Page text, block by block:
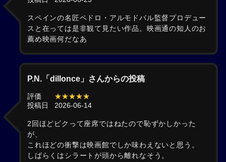
スペインの名匠ペドロ・アルモドバル監督プロデュー
スと在っては是非観て見たい作品。映画通の知人のお
薦め映画何だなあ
P.N.「dillonce」さんからの投稿
評価
★★★★★
投稿日
2026-06-14
2回ほどビクって座席ではねたので恥ずかしかった
が、
これほどの衝撃は映画館でしか味わえないと思う。
しばらくはシラートが頭から離れなそう。